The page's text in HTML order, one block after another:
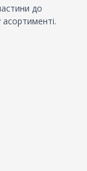
до